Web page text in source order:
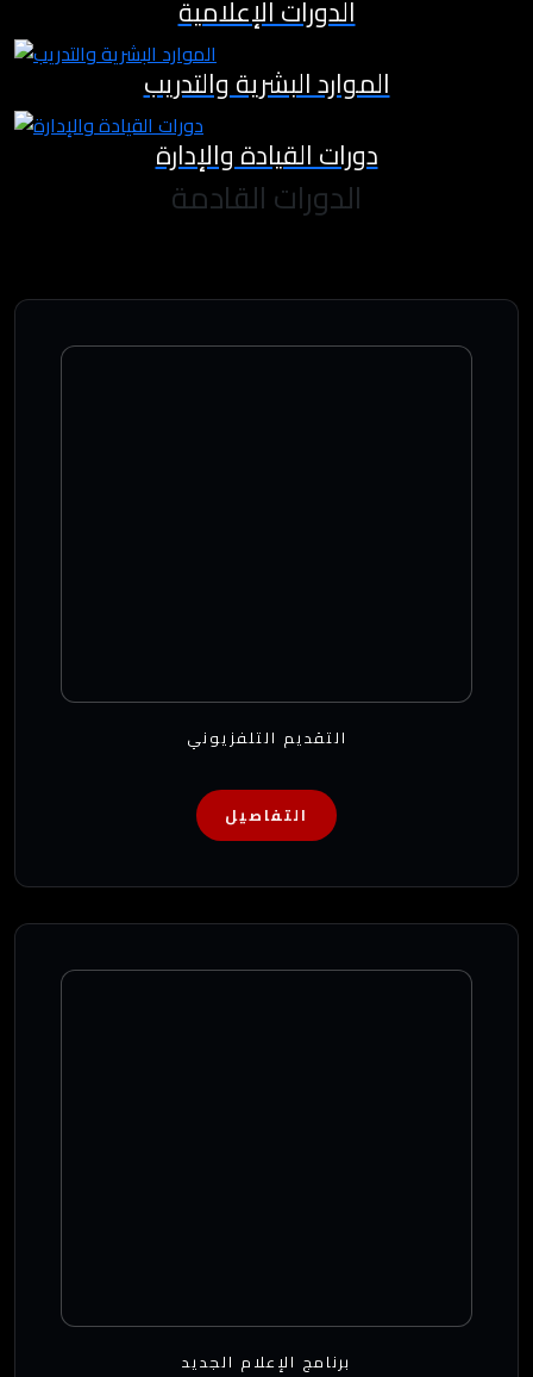
الدورات الإعلامية
الموارد البشرية والتدريب
دورات القيادة والإدارة
الدورات القادمة
التقديم التلفزيوني
التفاصيل
برنامج الإعلام الجديد